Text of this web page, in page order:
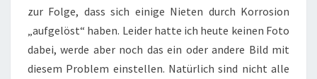
zur Folge, dass sich einige Nieten durch Korrosion
„aufgelöst“ haben. Leider hatte ich heute keinen Foto
dabei, werde aber noch das ein oder andere Bild mit
diesem Problem einstellen. Natürlich sind nicht alle